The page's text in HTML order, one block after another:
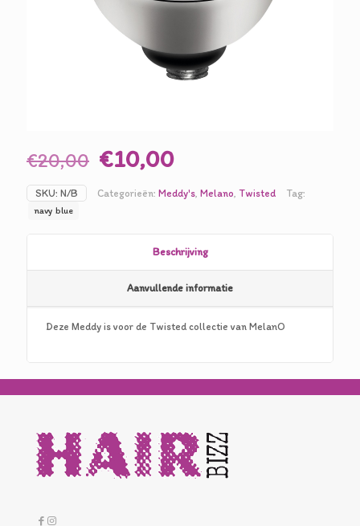
€20,00 Oorspronkelijke
prijs
was:
€10,00Huidige
prijs
is:
SKU: N/B Categorieën: Meddy's Melano Twisted Tag:
navy blue
Beschrijving
Aanvullende informatie
Deze Meddy is voor de Twisted collectie van MelanO